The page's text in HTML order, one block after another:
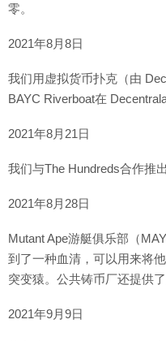
零。
2021年8月8日
我们用虚拟货币扑克（由
BAYC Riverboat在
2021年8月21日
我们与The Hundreds合作推
2021年8月28日
Mutant Ape游艇俱乐部（
到了一种血清，可以用来将
突变猿。公共铸币厂还提供
2021年9月9日